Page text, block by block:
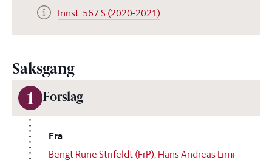
Innst. 567 S (2020-2021)
Saksgang
1 Forslag
Fra
Bengt Rune Strifeldt (FrP),Hans Andreas Limi